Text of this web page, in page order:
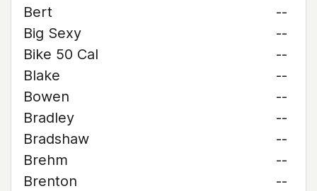
Bert
--
Big Sexy
--
Bike 50 Cal
--
Blake
--
Bowen
--
Bradley
--
Bradshaw
--
Brehm
--
Brenton
--